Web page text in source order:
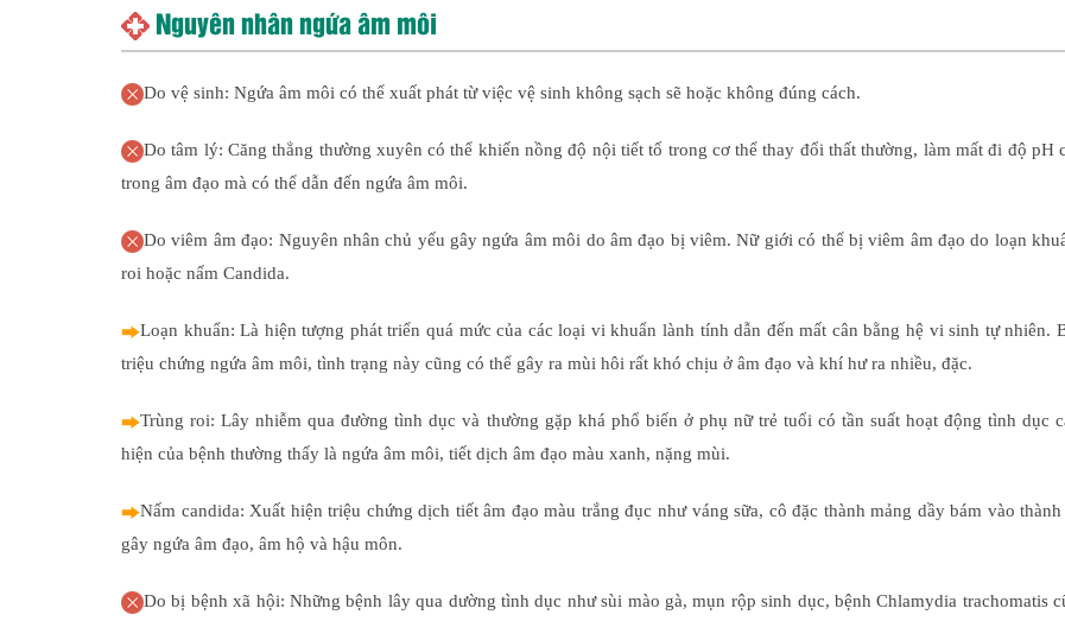
Nguyên nhân ngứa âm môi
Do vệ sinh: Ngứa âm môi có thể xuất phát từ việc vệ sinh không sạch sẽ hoặc không đúng cách.
Do tâm lý: Căng thẳng thường xuyên có thể khiến nồng độ nội tiết tố trong cơ thể thay đổi thất thường, làm mất đi độ pH
trong âm đạo mà có thể dẫn đến ngứa âm môi.
Do viêm âm đạo: Nguyên nhân chủ yếu gây ngứa âm môi do âm đạo bị viêm. Nữ giới có thể bị viêm âm đạo do loạn
roi hoặc nấm Candida.
Loạn khuẩn: Là hiện tượng phát triển quá mức của các loại vi khuẩn lành tính dẫn đến mất cân bằng hệ vi sinh tự nhiên.
triệu chứng ngứa âm môi, tình trạng này cũng có thể gây ra mùi hôi rất khó chịu ở âm đạo và khí hư ra nhiều, đặc.
Trùng roi: Lây nhiễm qua đường tình dục và thường gặp khá phổ biến ở phụ nữ trẻ tuổi có tần suất hoạt động tình dục
hiện của bệnh thường thấy là ngứa âm môi, tiết dịch âm đạo màu xanh, nặng mùi.
Nấm candida: Xuất hiện triệu chứng dịch tiết âm đạo màu trắng đục như váng sữa, cô đặc thành mảng dầy bám vào thành
gây ngứa âm đạo, âm hộ và hậu môn.
Do bị bệnh xã hội: Những bệnh lây qua dường tình dục như sùi mào gà, mụn rộp sinh dục, bệnh Chlamydia trachomatis